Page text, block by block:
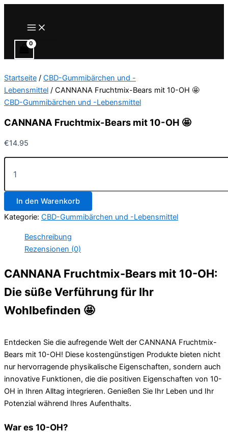
Main
Menu
Startseite / CBD-Gummibärchen und -
Lebensmittel / CANNANA Fruchtmix-Bears mit 10-OH 🤩
CBD-Gummibärchen und -Lebensmittel
CANNANA Fruchtmix-Bears mit 10-OH 🤩
€14.95
CANNANA
Fruchtmix-
mit
OH
🤩
Menge
In den Warenkorb
Kategorie: CBD-Gummibärchen und -Lebensmittel
Beschreibung
Rezensionen (0)
CANNANA Fruchtmix-Bears mit 10-OH:
Die süße Verführung für Ihr
Wohlbefinden 🤩
Entdecken Sie die aufregende Welt der CANNANA Fruchtmix-
Bears mit 10-OH! Diese kostengünstigen Produkte bieten nicht
nur hervorragende physikalische Eigenschaften, sondern auch
innovative Funktionen, die die positiven Eigenschaften von 10-
OH in Ihren Alltag integrieren. Genießen Sie Ihr Leben und Ihr
Potenzial während Ihres Aufenthalts.
War es 10-OH?